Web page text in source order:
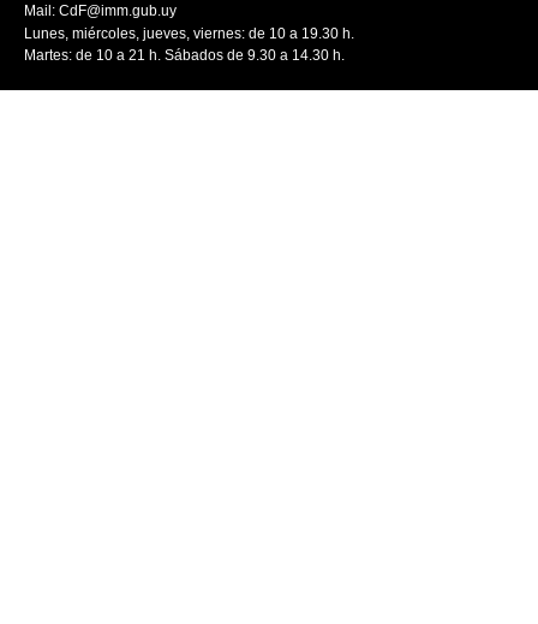
Mail: CdF@imm.gub.uy
Lunes, miércoles, jueves, viernes: de 10 a 19.30 h.
Martes: de 10 a 21 h. Sábados de 9.30 a 14.30 h.